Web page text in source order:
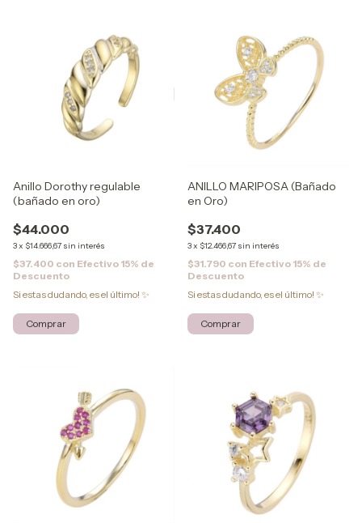
Anillo Dorothy regulable
(bañado en oro)
$44.000
3x $14.666,67 sin interés
$37.400 con Efectivo 15% de
Descuento
Si estas dudando, es el último! ✨
ANILLO MARIPOSA (Bañado
en Oro)
$37.400
3x $12.466,67 sin interés
$31.790 con Efectivo 15% de
Descuento
Si estas dudando, es el último! ✨
Comprar